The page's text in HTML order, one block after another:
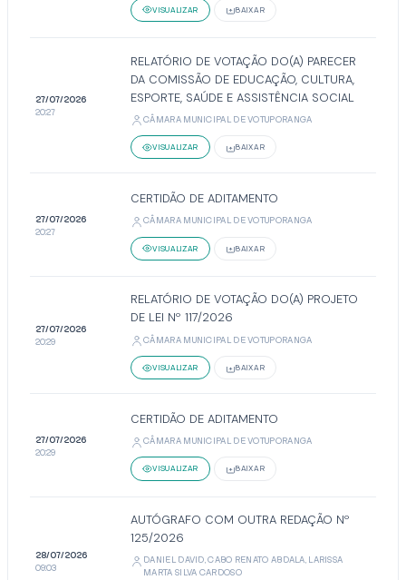
VISUALIZAR BAIXAR
27/07/2026
20:27
RELATÓRIO DE VOTAÇÃO DO(A) PARECER
DA COMISSÃO DE EDUCAÇÃO, CULTURA,
ESPORTE, SAÚDE E ASSISTÊNCIA SOCIAL
CÂMARA MUNICIPAL DE VOTUPORANGA
VISUALIZAR BAIXAR
27/07/2026
20:27
CERTIDÃO DE ADITAMENTO
CÂMARA MUNICIPAL DE VOTUPORANGA
VISUALIZAR BAIXAR
27/07/2026
20:29
RELATÓRIO DE VOTAÇÃO DO(A) PROJETO
DE LEI Nº 117/2026
CÂMARA MUNICIPAL DE VOTUPORANGA
VISUALIZAR BAIXAR
27/07/2026
20:29
CERTIDÃO DE ADITAMENTO
CÂMARA MUNICIPAL DE VOTUPORANGA
VISUALIZAR BAIXAR
28/07/2026
09:03
AUTÓGRAFO COM OUTRA REDAÇÃO Nº
125/2026
DANIEL DAVID, CABO RENATO ABDALA, LARISSA
MARTA SILVA CARDOSO